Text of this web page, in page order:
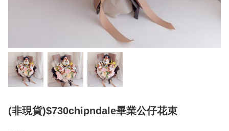
(非現貨)$730chipndale畢業公仔花束